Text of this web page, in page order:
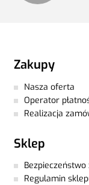
Zakupy
Nasza oferta
Operator
Realizacja
Sklep
Regulamin